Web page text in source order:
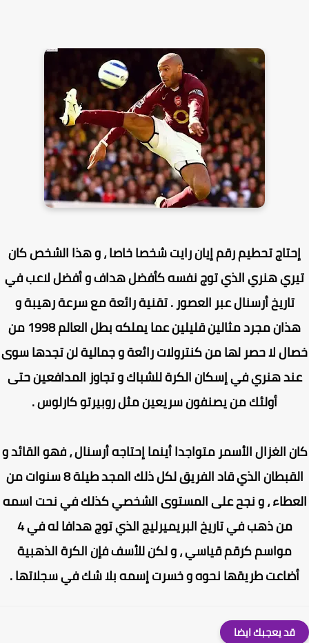
تحطيم رقم إيان رايت شخصا خاصا ، و هذا الشخص كان
هنري الذي توج نفسه كأفضل هداف و أفضل لاعب في
تاريخ أرسنال عبر العصور . تقنية رائعة مع سرعة رهيبة و
هذان مجرد مثالين قليلين عما يملكه بطل العالم 1998 من
لا حصر لها من كنترولات رائعة و جمالية لن تجدها سوى
هنري في إسكان الكرة للشباك و تجاوز المدافعين حتى
أولئك من يصنفون سريعين مثل روبيرتو كارلوس .
الغزال الأسمر متواجدا أينما إحتاجه أرسنال ، فهو القائد و
القبطان الذي قاد الفريق لكل ذلك المجد طيلة 8 سنوات من
، و نجح على المستوى الشخصي كذلك في نحت اسمه
من ذهب في تاريخ البريميرليج الذي توج هدافا له في 4
مواسم كرقم قياسي ، و لكن للأسف فإن الكرة الذهبية
طريقها نحوه و خسرت إسمه بلا شك في سجلاتها .
قد يعجبك ايضا